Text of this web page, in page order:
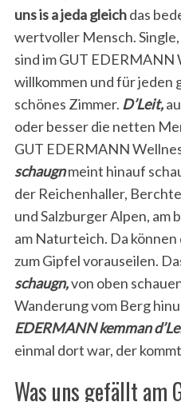
uns is a jeda gleichdas
wertvoller Mensch.
sind im GUT
willkommen und für jeden
schönes Zimmer. D’Leit,
oder besser die netten
GUT EDERMANN
schaugnmeint hinauf
der Reichenhaller,
und Salzburger Alpen, am
am Naturteich. Da können
zum Gipfel vorauseilen.
schaugn,von oben
Wanderung vom Berg
EDERMANN kemman
einmal dort war, der
Was uns gefällt am